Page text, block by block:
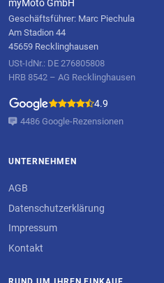
myMoto GmbH
Geschäftsführer: Marc Piechula
Am Stadion 44
45659 Recklinghausen
USt-IdNr.: DE 276805808
HRB 8542 – AG Recklinghausen
4.9
4486 Google-Rezensionen
UNTERNEHMEN
AGB
Datenschutzerklärung
Impressum
Kontakt